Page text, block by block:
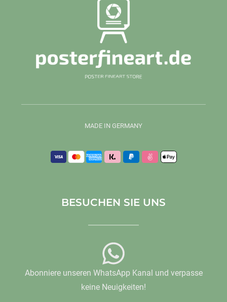
MADE IN GERMANY
BESUCHEN SIE UNS
Abonniere unseren WhatsApp Kanal und verpasse
keine Neuigkeiten!